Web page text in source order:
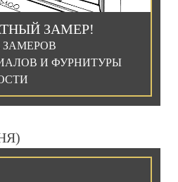
ЗАМЕР!
ЗАМЕРОВ
И ФУРНИТУРЫ